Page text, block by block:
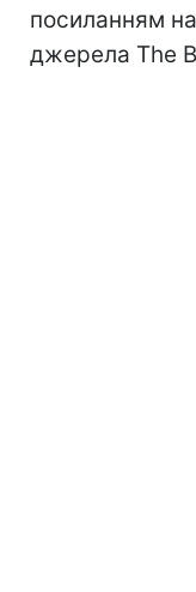
посиланням на
джерела The